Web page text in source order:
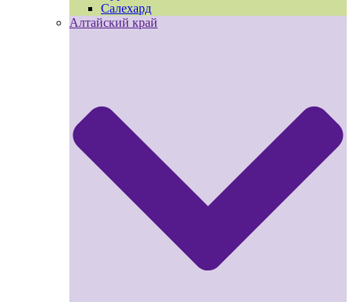
Салехард
Алтайский край